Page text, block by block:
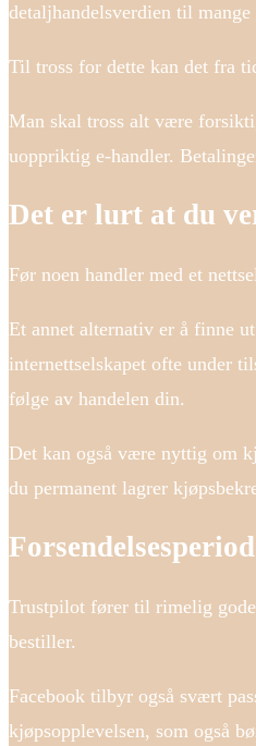
detaljhandelsverdien til
Til tross for dette kan det fra
Man skal tross alt være
uoppriktig e-handler.
Det er lurt at du
Før noen handler med et
Et annet alternativ er å finne
internettselskapet ofte under
følge av handelen din.
Det kan også være nyttig om
du permanent lagrer
Trustpilot fører til rimelig
bestiller.
Facebook tilbyr også svært
kjøpsopplevelsen, som også